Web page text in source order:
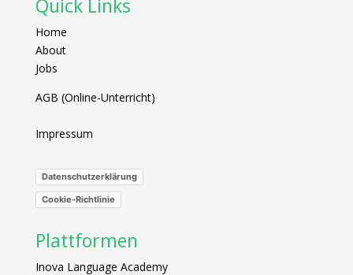
Quick Links
Home
About
Jobs
AGB (Online-Unterricht)
Impressum
Datenschutzerklärung
Cookie-Richtlinie
Plattformen
Inova Language Academy